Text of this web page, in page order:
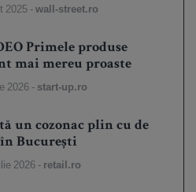
2025 -wall-street.ro
Primele produse
mai mereu proaste
2026 - start-up.ro
un cozonac plin cu de
București
2026 - retail.ro